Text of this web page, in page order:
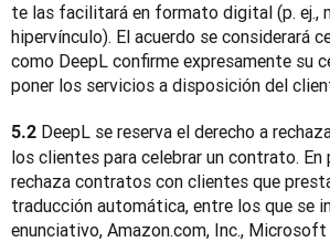
te las facilitará en formato digital (p. ej.,
hipervínculo). El acuerdo se considerará
como DeepL confirme expresamente su
poner los servicios a disposición del
5.2 DeepL se reserva el derecho a
los clientes para celebrar un contrato. En
rechaza contratos con clientes que
traducción automática, entre los que se
enunciativo, Amazon.com, Inc.,